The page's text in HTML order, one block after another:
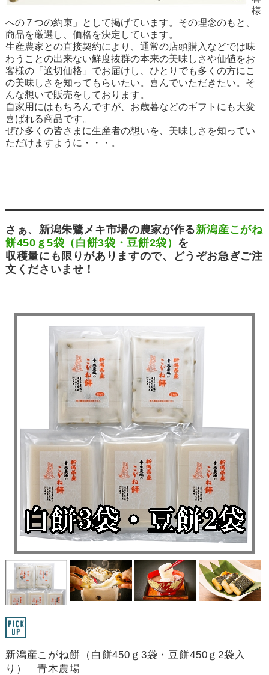
様
への７つの約束」として掲げています。その理念のもと、
商品を厳選し、価格を決定しています。
生産農家との直接契約により、通常の店頭購入などでは味
わうことの出来ない鮮度抜群の本来の美味しさや価値をお
客様の「適切価格」でお届けし、ひとりでも多くの方にこ
の美味しさを知ってもらいたい。喜んでいただきたい。そ
んな想いで販売をしております。
自家用にはもちろんですが、お歳暮などのギフトにも大変
喜ばれる商品です。
ぜひ多くの皆さまに生産者の想いを、美味しさを知ってい
ただけますように・・・。
さぁ、新潟朱鷺メキ市場の農家が作る新潟産こがね
餅450ｇ5袋（白餅3袋・豆餅2袋） を
収穫量にも限りがありますので、どうぞお急ぎご注
文くださいませ！
新潟産こがね餅（白餅450ｇ3袋・豆餅450ｇ2袋入
り） 青木農場